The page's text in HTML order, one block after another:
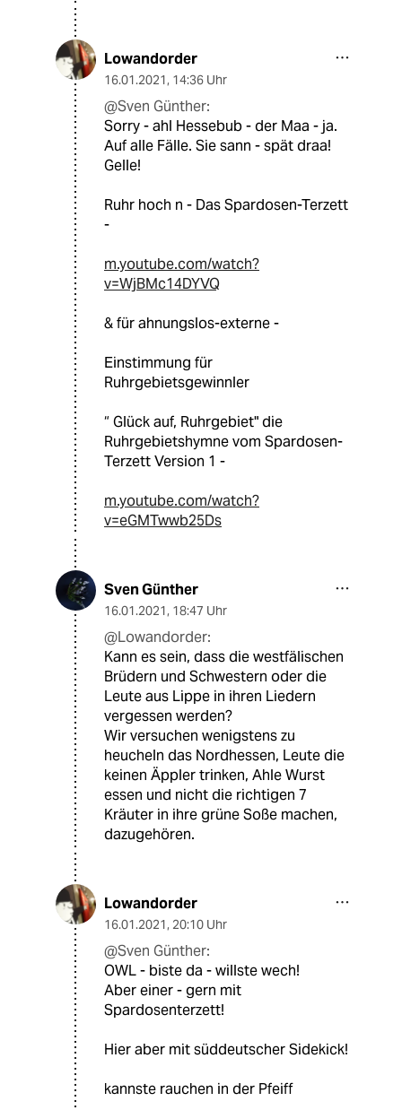
Lowandorder
16.01.2021, 14:36 Uhr
@Sven Günther:
Sorry - ahl Hessebub - der Maa - ja.
Auf alle Fälle. Sie sann - spät draa!
Gelle!
Ruhr hoch n - Das Spardosen-Terzett
-
m.youtube.com/watch?
v=WjBMc14DYVQ
& für ahnungslos-externe -
Einstimmung für
Ruhrgebietsgewinnler
“ Glück auf, Ruhrgebiet" die
Ruhrgebietshymne vom Spardosen-
Terzett Version 1 -
m.youtube.com/watch?
v=eGMTwwb25Ds
Sven Günther
16.01.2021, 18:47 Uhr
@Lowandorder:
Kann es sein, dass die westfälischen
Brüdern und Schwestern oder die
Leute aus Lippe in ihren Liedern
vergessen werden?
Wir versuchen wenigstens zu
heucheln das Nordhessen, Leute die
keinen Äppler trinken, Ahle Wurst
essen und nicht die richtigen 7
Kräuter in ihre grüne Soße machen,
dazugehören.
Lowandorder
16.01.2021, 20:10 Uhr
@Sven Günther:
OWL - biste da - willste wech!
Aber einer - gern mit
Spardosenterzett!
Hier aber mit süddeutscher Sidekick!
kannste rauchen in der Pfeiff